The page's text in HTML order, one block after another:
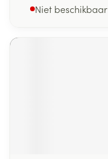
Niet beschikbaar